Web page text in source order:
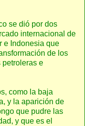
se dió por dos
internacional de
e Indonesia que
de los
petroleras e
como la baja
y la aparición de
que pudre las
y que es el